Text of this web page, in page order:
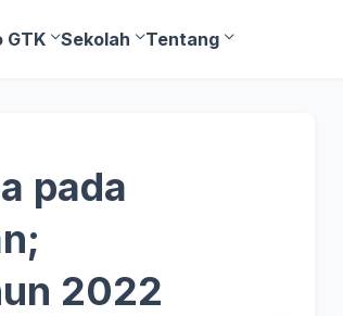
GTK Sekolah Tentang
pada
2022